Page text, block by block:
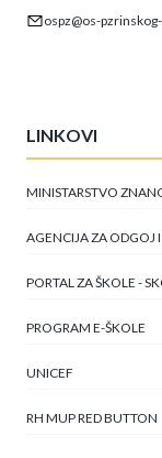
ospz@os-
LINKOVI
MINISTARSTVO
AGENCIJA ZA ODGOJ
PORTAL ZA ŠKOLE -
PROGRAM E-ŠKOLE
UNICEF
RH MUP RED BUTTON